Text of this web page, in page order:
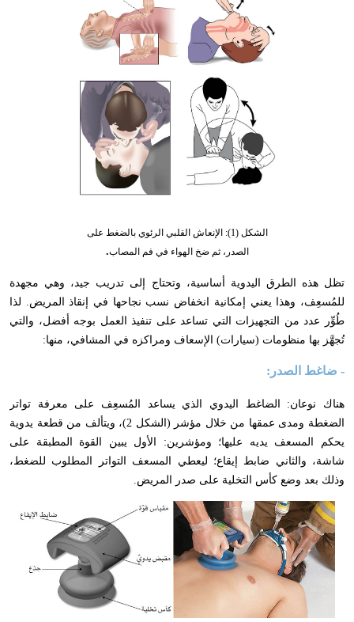
الشكل (1): الإنعاش القلبي الرئوي بالضغط على
الصدر، ثم ضخ الهواء في فم المصاب.
تظل هذه الطرق اليدوية أساسية، وتحتاج إلى تدريب جيد، وهي مجهدة
للمُسعِف، وهذا يعني إمكانية انخفاض نسب نجاحها في إنقاذ المريض. لذا
طُوِّر عدد من التجهيزات التي تساعد على تنفيذ العمل بوجه أفضل، والتي
تُجهَّز بها منظومات (سيارات) الإسعاف ومراكزه في المشافي، منها:
- ضاغط الصدر:
هناك نوعان: الضاغط اليدوي الذي يساعد المُسعِف على معرفة تواتر
الضغطة ومدى عمقها من خلال مؤشر (الشكل 2)
، ويتألف من قطعة يدوية
يحكم المسعف يديه عليها؛ ومؤشرين: الأول يبين القوة المطبقة على
شاشة، والثاني ضابط إيقاع؛ ليعطي المسعف التواتر المطلوب للضغط،
وذلك بعد وضع كأس التخلية على صدر المريض.